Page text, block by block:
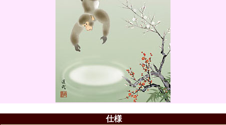
仕様